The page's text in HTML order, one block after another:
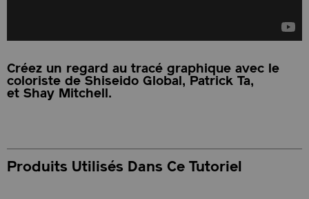
Créez un regard au tracé graphique avec le
coloriste de Shiseido Global, Patrick Ta,
et Shay Mitchell.
Produits Utilisés Dans Ce Tutoriel